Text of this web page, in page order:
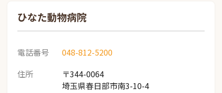
ひなた動物病院
電話番号
048-812-5200
住所
〒344-0064
埼玉県春日部市南3-10-4